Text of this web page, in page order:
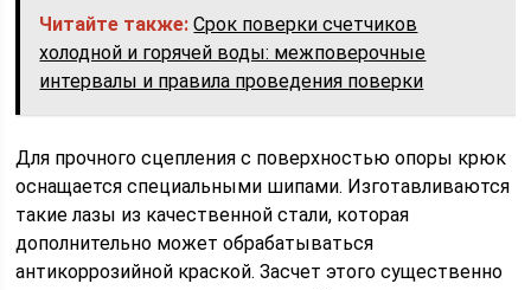
Читайте также: Срок поверки счетчиков
холодной и горячей воды: межповерочные
интервалы и правила проведения поверки
Для прочного сцепления с поверхностью опоры крюк
оснащается специальными шипами. Изготавливаются
такие лазы из качественной стали, которая
дополнительно может обрабатываться
антикоррозийной краской. Засчет этого существенно